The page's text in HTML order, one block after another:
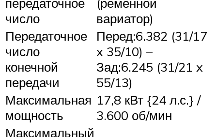
число
вариатор)
Передаточное
число
конечной
передачи
Перед:6.382 (31/17
x 35/10) –
Зад:6.245 (31/21 x
55/13)
Максимальная
мощность
17,8 кВт {24 л.с.} /
3.600 об/мин
Максимальный